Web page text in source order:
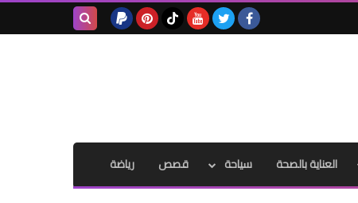
العناية بالصحة سياحة قصص رياضة